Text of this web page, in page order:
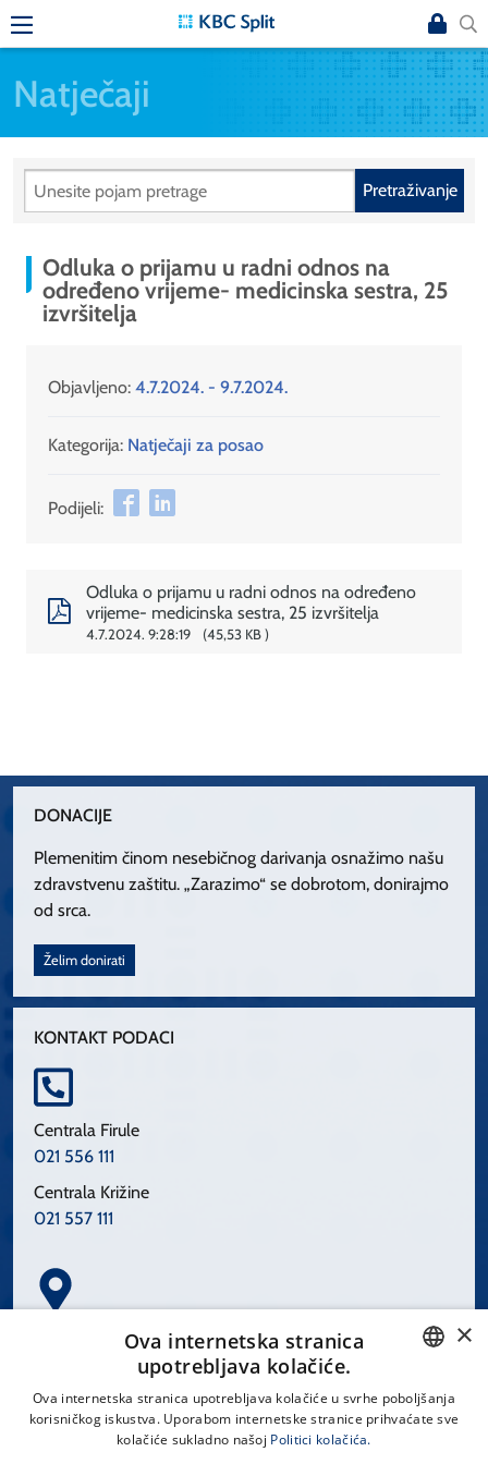
Natječaji
Pretraživanje
Odluka o prijamu u radni odnos na
određeno vrijeme- medicinska sestra, 25
izvršitelja
Objavljeno: 4.7.2024. - 9.7.2024.
Kategorija: Natječaji za posao
Podijeli:
Odluka o prijamu u radni odnos na određeno
vrijeme- medicinska sestra, 25 izvršitelja
4.7.2024. 9:28:19 45,53 KB
DONACIJE
Plemenitim činom nesebičnog darivanja osnažimo našu
zdravstvenu zaštitu. „Zarazimo“ se dobrotom, donirajmo
od srca.
Želim donirati
KONTAKT PODACI
Centrala Firule
021 556 111
Centrala Križine
021 557 111
Spinčićeva 1, 21000 Split
CROATIAN
×
Ova internetska stranica
upotrebljava kolačiće.
Ova internetska stranica upotrebljava kolačiće u svrhe poboljšanja
korisničkog iskustva. Uporabom internetske stranice prihvaćate sve
kolačiće sukladno našoj Politici kolačića.